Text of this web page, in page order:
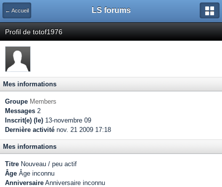
← Accueil LS forums
Profil de totof1976
Mes informations
Groupe Members
Messages 2
Inscrit(e) (le) 13-novembre 09
Dernière activité nov. 21 2009 17:18
Mes informations
Titre Nouveau / peu actif
Âge Âge inconnu
Anniversaire Anniversaire inconnu